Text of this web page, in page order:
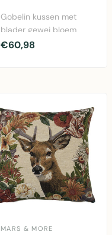
Gobelin kussen met
blader gewei bloem
motief in roze.
€60,98
MARS & MORE